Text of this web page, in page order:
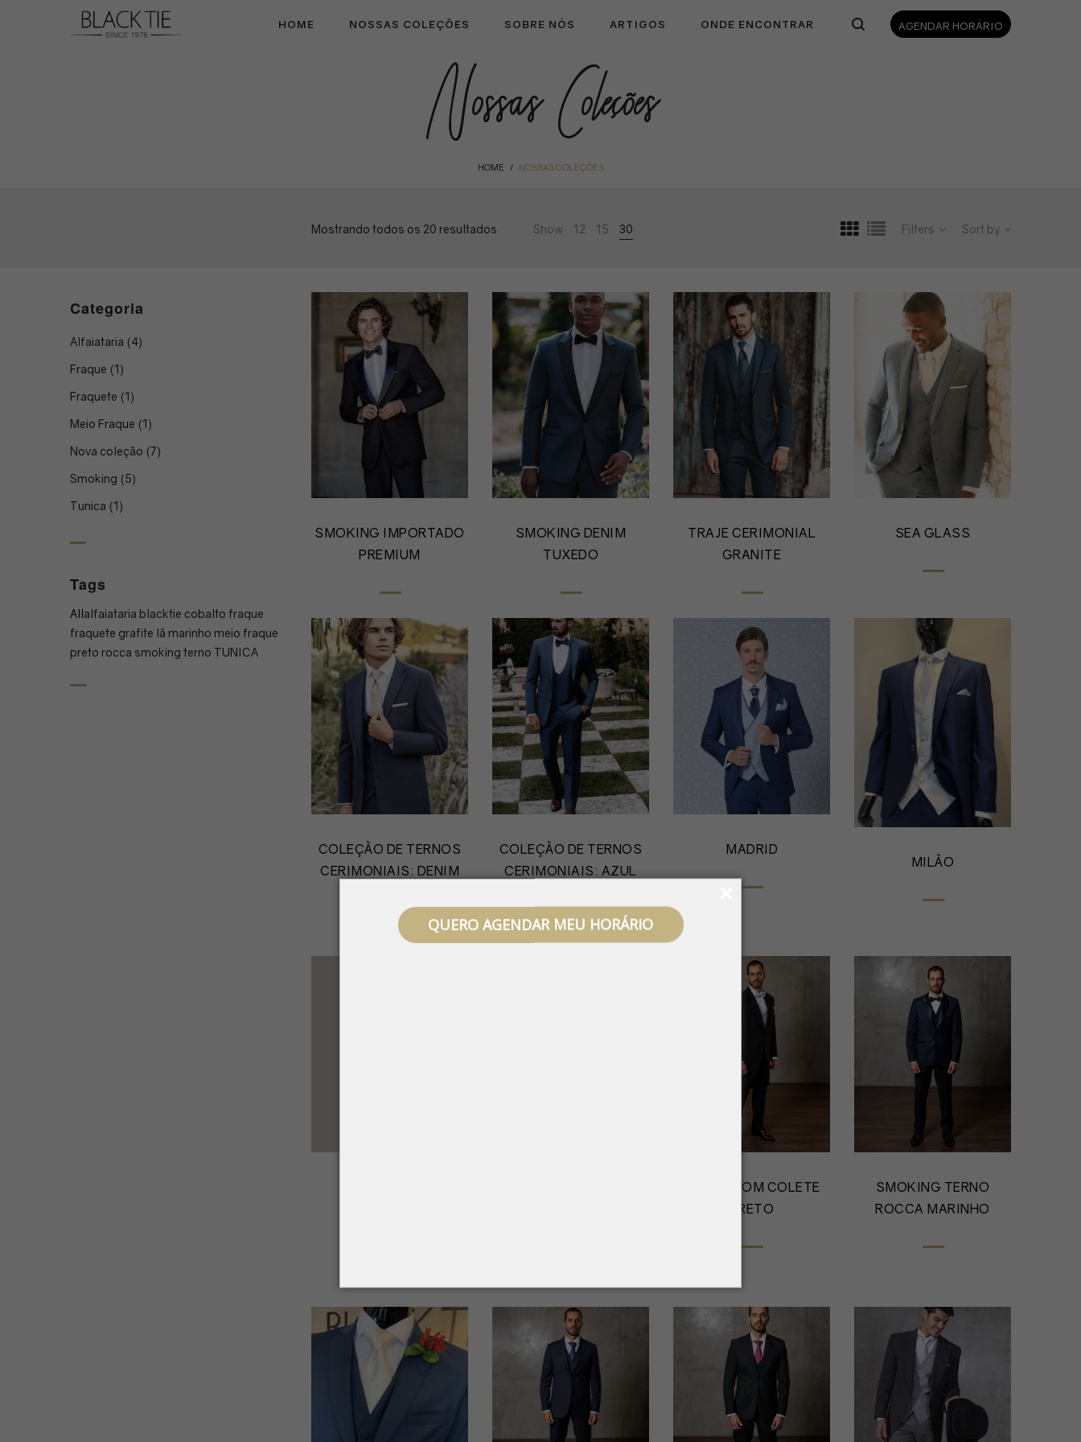
QUERO AGENDAR MEU HORÁRIO
AGENDAR HORÁRIO
HOME NOSSAS COLEÇÕES SOBRE NÓS ARTIGOS ONDE ENCONTRAR
Nossas Coleções
HOME / NOSSAS COLEÇÕES
Mostrando todos os 20 resultados Classificado
Show 12 15 30 Filters Sort by
SMOKING IMPORTADO
PREMIUM
SMOKING DENIM
TUXEDO
TRAJE CERIMONIAL
GRANITE
SEA GLASS
COLEÇÃO DE TERNOS
CERIMONIAIS: DENIM
COLEÇÃO DE TERNOS
CERIMONIAIS: AZUL
MADRID
MILÃO
TERNO COM COLETE
PRETO
SMOKING TERNO
ROCCA MARINHO
Categoria
Alfaiataria (4)
Fraque (1)
Fraquete (1)
Meio Fraque (1)
Nova coleção (7)
Smoking (5)
Tunica (1)
Tags
Allalfaiataria blacktie cobalto fraque
fraquete grafite lã marinho meio fraque
preto rocca smoking terno TUNICA